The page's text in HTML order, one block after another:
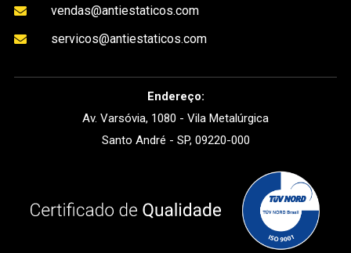
 vendas@antiestaticos.com
 servicos@antiestaticos.com
Endereço:
Av. Varsóvia, 1080 - Vila Metalúrgica
Santo André - SP, 09220-000